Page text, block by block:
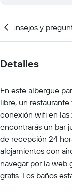
Consejos y
Detalles
En este albergue
libre, un
conexión wifi en las
encontrarás un bar
de recepción 24
alojamientos con
navegar por la web
gratis. Los baños